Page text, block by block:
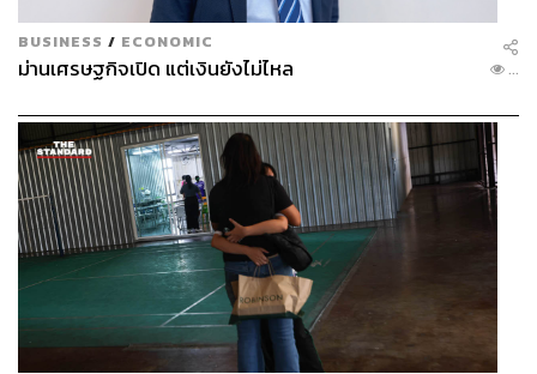
BUSINESS / ECONOMIC
ม่านเศรษฐกิจเปิด แต่เงินยังไม่ไหล ...